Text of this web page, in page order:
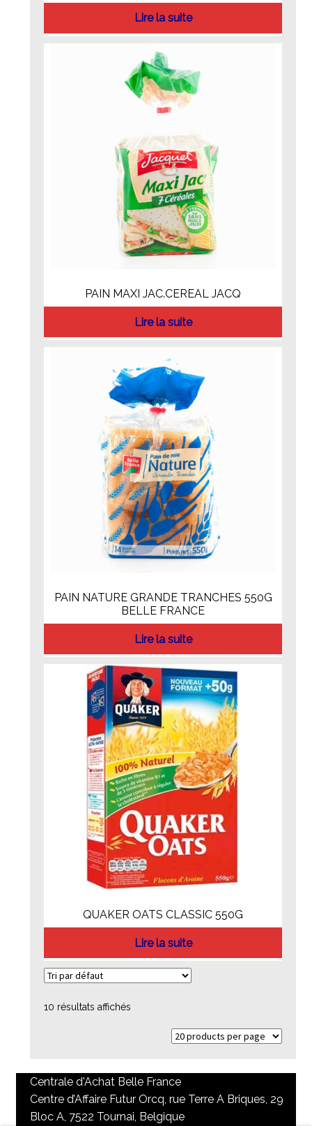
Lire la suite
PAIN MAXI JAC.CEREAL JACQ
Lire la suite
PAIN NATURE GRANDE TRANCHES 550G
BELLE FRANCE
Lire la suite
QUAKER OATS CLASSIC 550G
Lire la suite
10 résultats affichés
Centrale d'Achat Belle France
Centre d’Affaire Futur Orcq, rue Terre A Briques, 29
Bloc A, 7522 Tournai, Belgique